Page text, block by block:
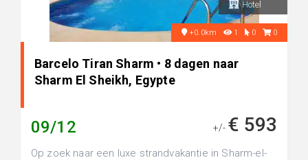
Hotel
+0.0km 1 0 0
Barcelo Tiran Sharm • 8 dagen naar
Sharm El Sheikh, Egypte
09/12 +/- € 593
Op zoek naar een luxe strandvakantie in Sharm-el-